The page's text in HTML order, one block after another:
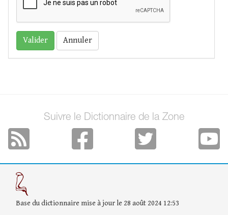
Annuler
Suivre le Dictionnaire de la Zone
Base du dictionnaire mise à jour le 28 août 2024 12:53